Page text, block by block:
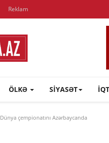
Reklam
ÖLKƏ SİYASƏT
Dünya çempionatını Azərbaycanda